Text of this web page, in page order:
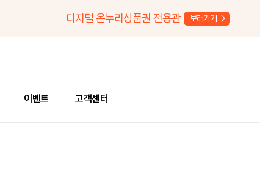
디지털 온누리상품권 전용관 보러가기
이벤트 고객센터